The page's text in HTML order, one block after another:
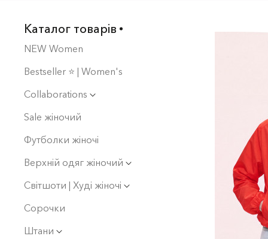
Каталог товарів
NEW Women
Bestseller ⭐️ | Women's
Collaborations
Sale жіночий
Футболки жіночі
Верхній одяг жіночий
Світшоти | Худі жіночі
Сорочки
Штани